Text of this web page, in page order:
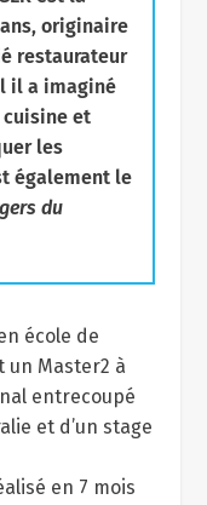
originaire
restaurateur
il a imaginé
et
les
également le
du
école de
un Master2 à
entrecoupé
et d’un stage
en 7 mois